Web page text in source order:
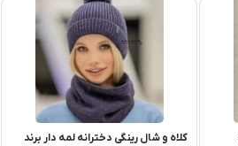
کلاه و شال رینگی دخترانه لمه دار برند